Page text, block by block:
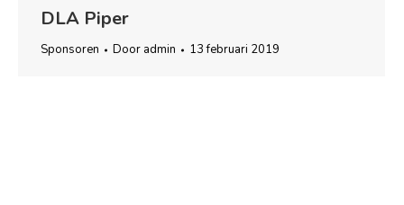
DLA Piper
Sponsoren Door admin 13 februari 2019